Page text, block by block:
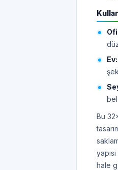
Ev:
Bu
hale